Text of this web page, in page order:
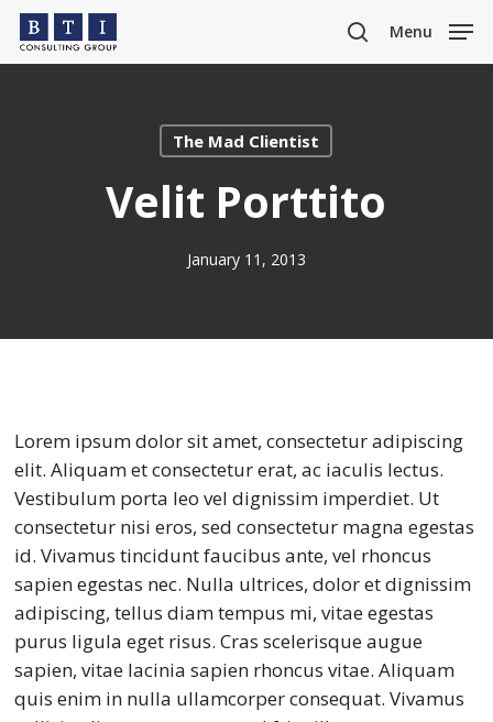
Skip
main
search
Menu
The Mad Clientist
Velit Porttito
January 11, 2013
Lorem ipsum dolor sit amet, consectetur adipiscing
elit. Aliquam et consectetur erat, ac iaculis lectus.
Vestibulum porta leo vel dignissim imperdiet. Ut
consectetur nisi eros, sed consectetur magna egestas
id. Vivamus tincidunt faucibus ante, vel rhoncus
sapien egestas nec. Nulla ultrices, dolor et dignissim
adipiscing, tellus diam tempus mi, vitae egestas
purus ligula eget risus. Cras scelerisque augue
sapien, vitae lacinia sapien rhoncus vitae. Aliquam
quis enim in nulla ullamcorper consequat. Vivamus